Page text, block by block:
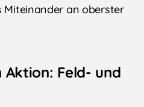
Miteinander an oberster
Aktion: Feld- und